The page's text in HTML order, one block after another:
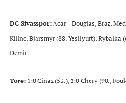
DG Sivasspor: Acar – Douglas, Braz,
Kilinc, Bjarsmyr (88. Yesilyurt), Rybalka
Demir
Tore: 1:0 Cinaz (53.), 2:0 Chery (90.,